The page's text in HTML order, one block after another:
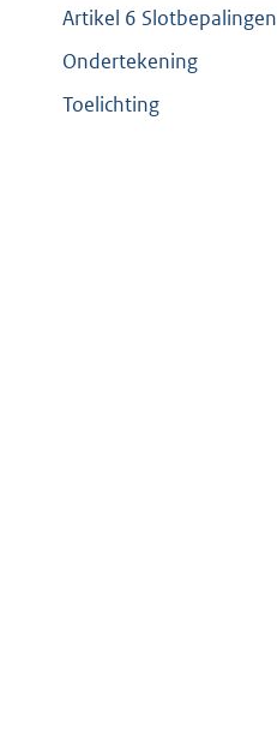
Artikel 6 Slotbepalingen
Ondertekening
Toelichting